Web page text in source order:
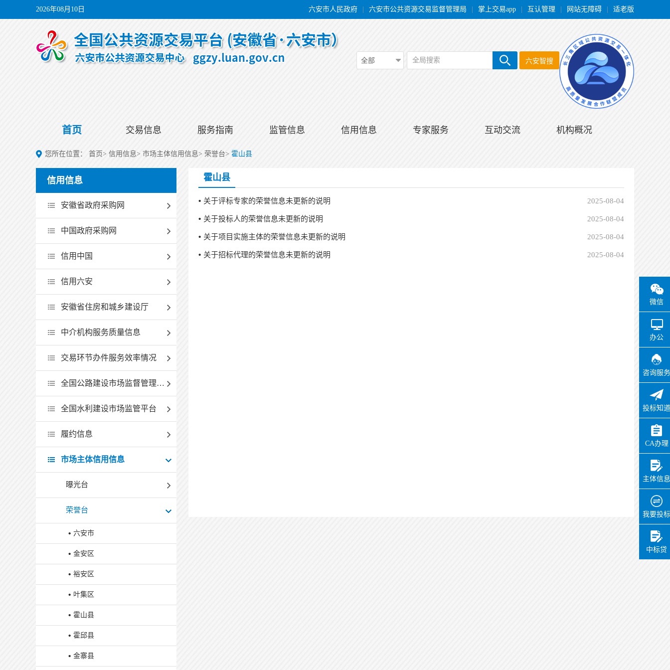
2026年08月10日 六安市人民政府 六安市公共资源交易监督管理局 掌上交易app 互认管理 网站无障碍 适老版
全部 全局搜索 六安智搜
首页 交易信息 服务指南 监管信息 信用信息 专家服务 互动交流 机构概况
微信
办公
咨询服务
投标知道
CA办理
主体信息
我要投标
中标贷
您所在位置： 首页> 信用信息> 市场主体信用信息> 荣誉台> 霍山县
信用信息
安徽省政府采购网
中国政府采购网
信用中国
信用六安
安徽省住房和城乡建设厅
中介机构服务质量信息
交易环节办件服务效率情况
全国公路建设市场监督管理查询系统
全国水利建设市场监管平台
履约信息
市场主体信用信息
曝光台
荣誉台
六安市
金安区
裕安区
叶集区
霍山县
霍邱县
金寨县
霍山县
2025-08-04
关于评标专家的荣誉信息未更新的说明
2025-08-04
关于投标人的荣誉信息未更新的说明
2025-08-04
关于项目实施主体的荣誉信息未更新的说明
2025-08-04
关于招标代理的荣誉信息未更新的说明